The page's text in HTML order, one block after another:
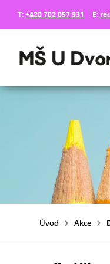
T:+420 702 057 931 E:
Úvod Akce